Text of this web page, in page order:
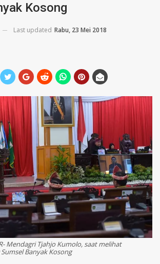
Kosong
Last updated Rabu, 23 Mei 2018
Mendagri Tjahjo Kumolo, saat melihat
Banyak Kosong